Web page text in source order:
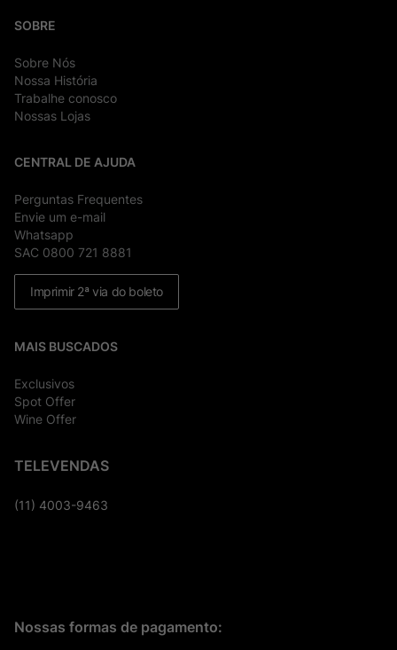
SOBRE
Sobre Nós
Nossa História
Trabalhe conosco
Nossas Lojas
CENTRAL DE AJUDA
Perguntas Frequentes
Envie um e-mail
Whatsapp
SAC 0800 721 8881
Imprimir 2ª via do boleto
MAIS BUSCADOS
Exclusivos
Spot Offer
Wine Offer
TELEVENDAS
(11) 4003-9463
Nossas formas de pagamento: